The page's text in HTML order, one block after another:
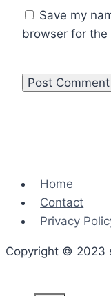
Save my
browser for the
Home
Contact
Privacy
Copyright © 2023